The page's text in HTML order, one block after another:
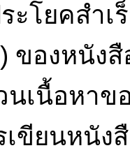
ะโยคสำเ
ของหนัง
นเนื้อหา
เขียนหนัง